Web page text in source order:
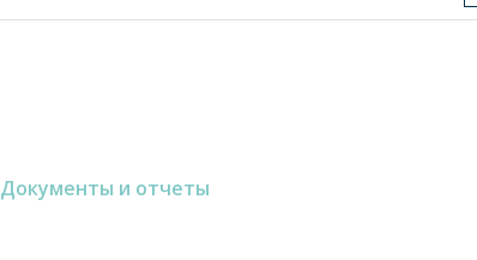
Документы и отчеты